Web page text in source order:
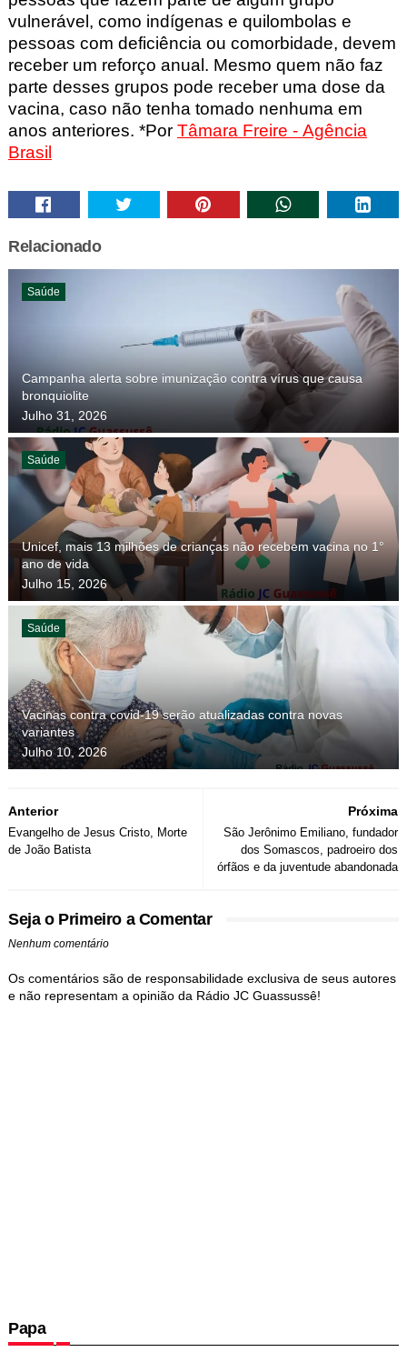
vulnerável, como indígenas e quilombolas e
pessoas com deficiência ou comorbidade, devem
receber um reforço anual. Mesmo quem não faz
parte desses grupos pode receber uma dose da
vacina, caso não tenha tomado nenhuma em
anos anteriores. *Por Tâmara Freire - Agência
Brasil
Relacionado
Saúde
Campanha alerta sobre imunização contra vírus que causa
bronquiolite
Julho 31, 2026
Saúde
Unicef, mais 13 milhões de crianças não recebem vacina no 1°
ano de vida
Julho 15, 2026
Saúde
Vacinas contra covid-19 serão atualizadas contra novas
variantes
Julho 10, 2026
Próxima
São Jerônimo Emiliano, fundador
dos Somascos, padroeiro dos
órfãos e da juventude abandonada
Anterior
Evangelho de Jesus Cristo, Morte
de João Batista
Seja o Primeiro a Comentar
Nenhum comentário
Os comentários são de responsabilidade exclusiva de seus autores
e não representam a opinião da Rádio JC Guassussê!
Papa